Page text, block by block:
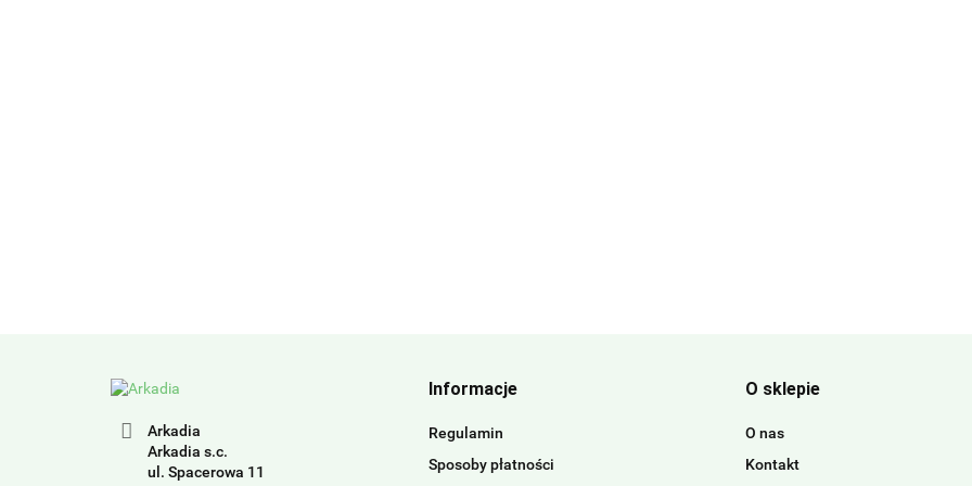
Arkadia
Arkadia s.c.
ul. Spacerowa 11
Informacje
Regulamin
Sposoby płatności
O sklepie
O nas
Kontakt